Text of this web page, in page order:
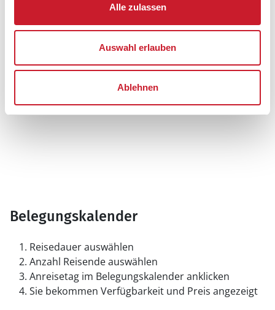
Alle zulassen
Auswahl erlauben
Ablehnen
Belegungskalender
Reisedauer auswählen
Anzahl Reisende auswählen
Anreisetag im Belegungskalender anklicken
Sie bekommen Verfügbarkeit und Preis angezeigt